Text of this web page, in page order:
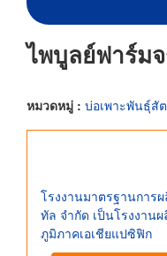
ไพบูลย์ฟาร์ม
หมวดหมู่ : บ่อเพาะพันธุ์สั
โรงงานมาตรฐานการ
ทัล จำกัด เป็นโรงงาน
ภูมิภาคเอเชียแปซิฟิก